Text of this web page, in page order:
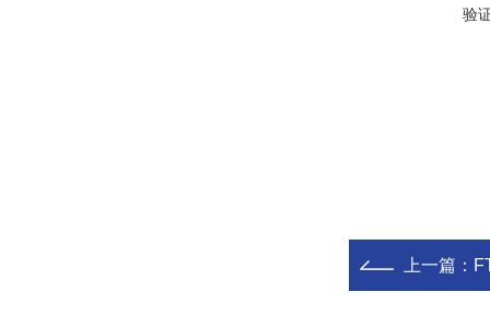
验
上一篇：